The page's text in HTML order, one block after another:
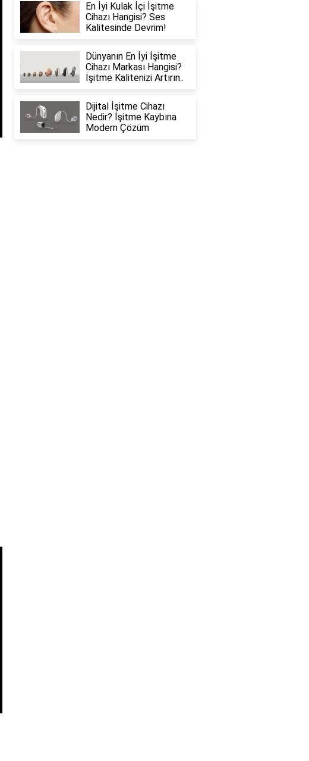
En İyi Kulak İçi İşitme
Cihazı Hangisi? Ses
Kalitesinde Devrim!
Dünyanın En İyi İşitme
Cihazı Markası Hangisi?
İşitme Kalitenizi Artırın..
Dijital İşitme Cihazı
Nedir? İşitme Kaybına
Modern Çözüm